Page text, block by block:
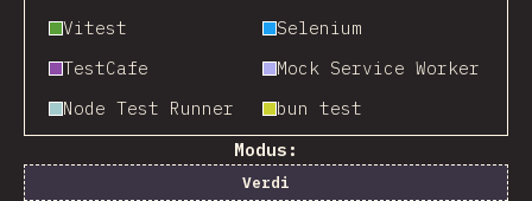
Vitest
Selenium
TestCafe
Mock Service Worker
Node Test Runner
bun test
Modus:
Verdi